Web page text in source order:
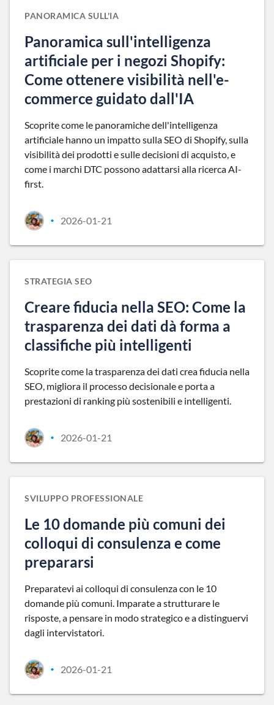
PANORAMICA SULL'IA
Panoramica sull'intelligenza
artificiale per i negozi Shopify:
Come ottenere visibilità nell'e-
commerce guidato dall'IA
Scoprite come le panoramiche dell'intelligenza
artificiale hanno un impatto sulla SEO di Shopify, sulla
visibilità dei prodotti e sulle decisioni di acquisto, e
come i marchi DTC possono adattarsi alla ricerca AI-
first.
• 2026-01-21
STRATEGIA SEO
Creare fiducia nella SEO: Come la
trasparenza dei dati dà forma a
classifiche più intelligenti
Scoprite come la trasparenza dei dati crea fiducia nella
SEO, migliora il processo decisionale e porta a
prestazioni di ranking più sostenibili e intelligenti.
• 2026-01-21
SVILUPPO PROFESSIONALE
Le 10 domande più comuni dei
colloqui di consulenza e come
prepararsi
Preparatevi ai colloqui di consulenza con le 10
domande più comuni. Imparate a strutturare le
risposte, a pensare in modo strategico e a distinguervi
dagli intervistatori.
• 2026-01-21